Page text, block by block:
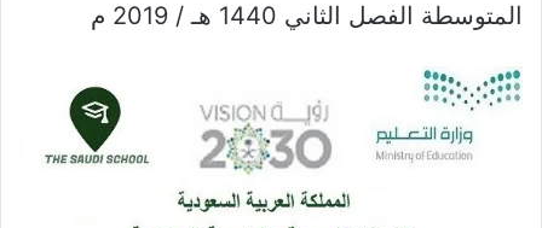
المتوسطة الفصل الثاني 1440 هـ / 2019 م